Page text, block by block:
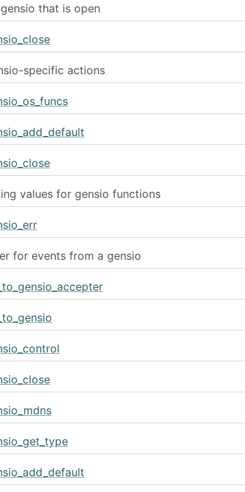
that is open
specific actions
values for gensio functions
for events from a gensio